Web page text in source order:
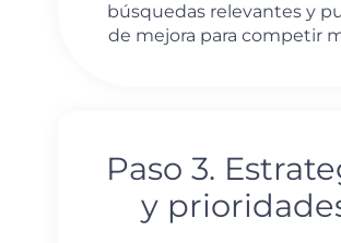
búsquedas relevantes y
de mejora para competir
Paso 3.
y